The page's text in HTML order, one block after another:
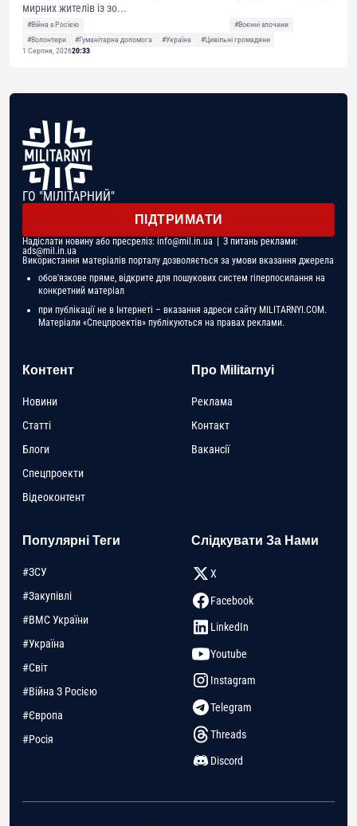
мирних жителів із зо...
#Війна з Росією
#Воєнні злочини
#Волонтери
#Гуманітарна допомога #Україна
#Цивільні громадяни
1 Серпня, 202620:33
ГО "МІЛІТАРНИЙ"
ПІДТРИМАТИ
Надіслати новину або пресреліз: info@mil.in.ua | З питань реклами:
ads@mil.in.ua
Використання матеріалів порталу дозволяється за умови вказання джерела
обов'язкове пряме, відкрите для пошукових систем гіперпосилання на
конкретний матеріал
при публікації не в Інтернеті – вказання адреси сайту MILITARNYI.COM.
Матеріали «Спецпроектів» публікуються на правах реклами.
Контент
Новини
Статті
Блоги
Спецпроекти
Відеоконтент
Про Militarnyi
Реклама
Контакт
Вакансії
Популярні Теги
#ЗСУ
#Закупівлі
#ВМС України
#Україна
#Світ
#Війна З Росією
#Європа
#Росія
Слідкувати За Нами
X
Facebook
LinkedIn
Youtube
Instagram
Telegram
Threads
Discord